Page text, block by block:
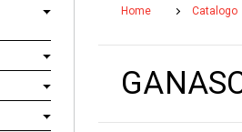
Home Catalogo